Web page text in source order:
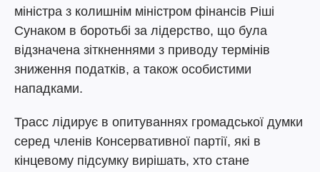
міністра з колишнім міністром фінансів Ріші
Сунаком в боротьбі за лідерство, що була
відзначена зіткненнями з приводу термінів
зниження податків, а також особистими
нападками.
Трасс лідирує в опитуваннях громадської думки
серед членів Консервативної партії, які в
кінцевому підсумку вирішать, хто стане